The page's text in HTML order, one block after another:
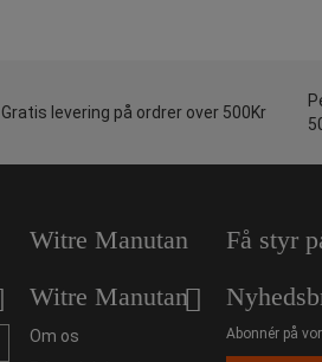
Gratis levering på ordrer over 500Kr
Witre Manutan
Witre Manutan
Om os
Få styr
Abonnér på